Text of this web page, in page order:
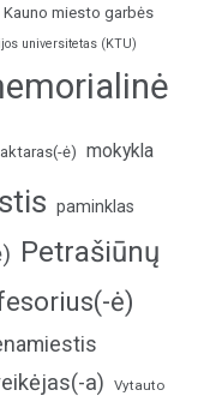
Kauno miesto garbės
universitetas (KTU)
ė) mokykla
paminklas
Petrašiūnų
ė)
a) Vytauto